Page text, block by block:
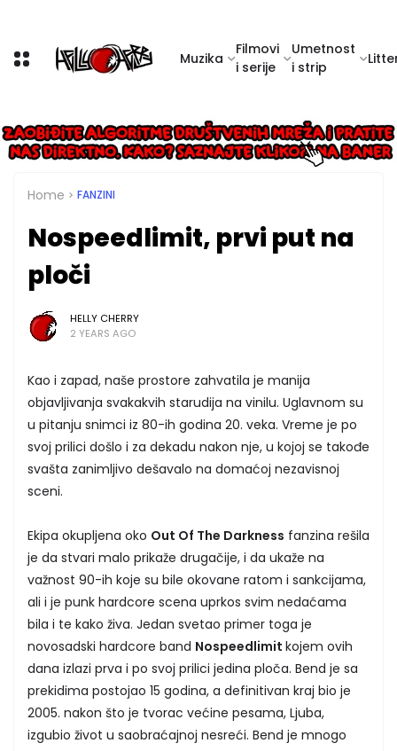
Muzika
Filmovi
i serije
Umetnost
i strip
Home FANZINI
Nospeedlimit, prvi put na
ploči
HELLY CHERRY
2 YEARS AGO
Kao i zapad, naše prostore zahvatila je manija
objavljivanja svakakvih starudija na vinilu. Uglavnom su
u pitanju snimci iz 80-ih godina 20. veka. Vreme je po
svoj prilici došlo i za dekadu nakon nje, u kojoj se takođe
svašta zanimljivo dešavalo na domaćoj nezavisnoj
sceni.
Ekipa okupljena oko Out Of The Darkness fanzina rešila
je da stvari malo prikaže drugačije, i da ukaže na
važnost 90-ih koje su bile okovane ratom i sankcijama,
ali i je punk hardcore scena uprkos svim nedaćama
bila i te kako živa. Jedan svetao primer toga je
novosadski hardcore band Nospeedlimit kojem ovih
dana izlazi prva i po svoj prilici jedina ploča. Bend je sa
prekidima postojao 15 godina, a definitivan kraj bio je
2005. nakon što je tvorac većine pesama, Ljuba,
izgubio život u saobraćajnoj nesreći. Bend je mnogo